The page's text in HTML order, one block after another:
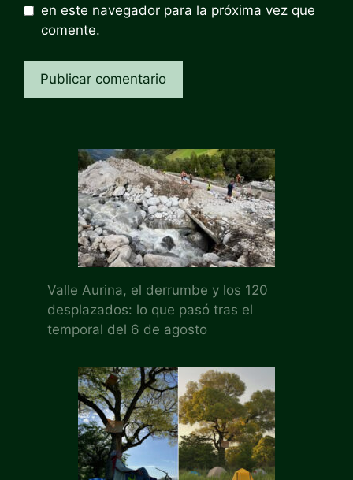
en este navegador para la próxima vez que
comente.
Valle Aurina, el derrumbe y los 120
desplazados: lo que pasó tras el
temporal del 6 de agosto